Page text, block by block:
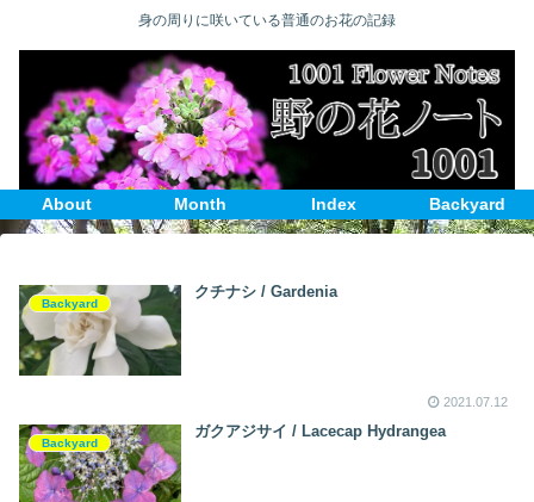
身の周りに咲いている普通のお花の記録
About Month Index Backyard
Backyard
クチナシ / Gardenia
2021.07.12
Backyard
ガクアジサイ / Lacecap Hydrangea